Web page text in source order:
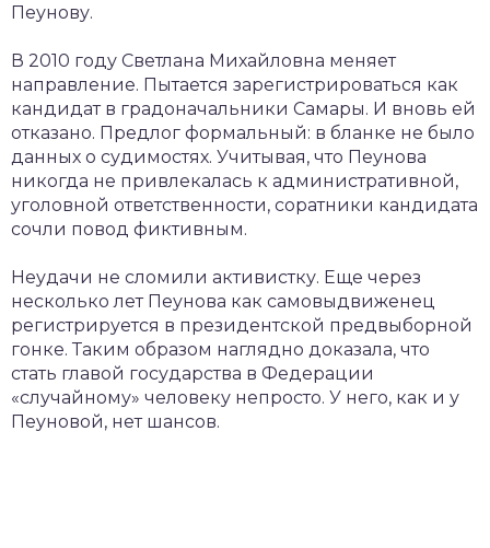
Пеунову.
В 2010 году Светлана Михайловна меняет
направление. Пытается зарегистрироваться как
кандидат в градоначальники Самары. И вновь ей
отказано. Предлог формальный: в бланке не было
данных о судимостях. Учитывая, что Пеунова
никогда не привлекалась к административной,
уголовной ответственности, соратники кандидата
сочли повод фиктивным.
Неудачи не сломили активистку. Еще через
несколько лет Пеунова как самовыдвиженец
регистрируется в президентской предвыборной
гонке. Таким образом наглядно доказала, что
стать главой государства в Федерации
«случайному» человеку непросто. У него, как и у
Пеуновой, нет шансов.